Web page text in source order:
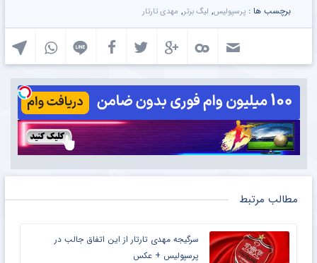
برچسب ها : پرسپولیس, لیگ برتر, مهدی تارتار
مطالب مرتبط
سرگیجه مهدی تارتار از این اتفاق جالب در
پرسپولیس + عکس